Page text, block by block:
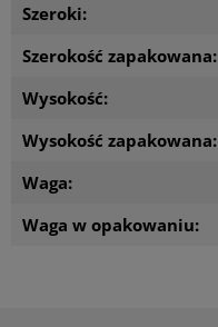
Szeroki:
Szerokość zapakowana:
Wysokość:
Wysokość zapakowana:
Waga:
Waga w opakowaniu: